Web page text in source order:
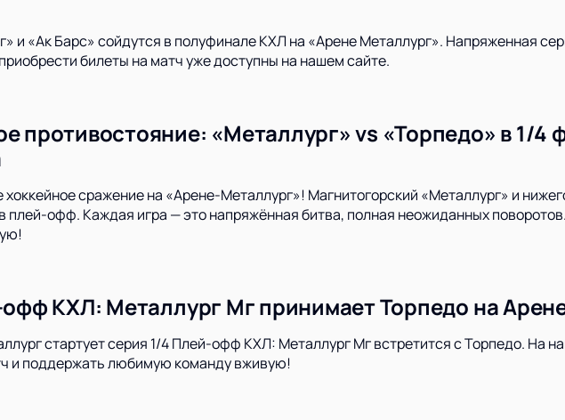
и «Ак Барс» сойдутся в полуфинале КХЛ на «Арене Металлург». Напряженная
билеты на матч уже доступны на нашем сайте.
противостояние: «Металлург» vs «Торпедо» в 1/4
хоккейное сражение на «Арене-Металлург»! Магнитогорский «Металлург» и
плей-офф. Каждая игра — это напряжённая битва, полная неожиданных
КХЛ: Металлург Мг принимает Торпедо на
стартует серия 1/4 Плей-офф КХЛ: Металлург Мг встретится с Торпедо. На
и поддержать любимую команду вживую!